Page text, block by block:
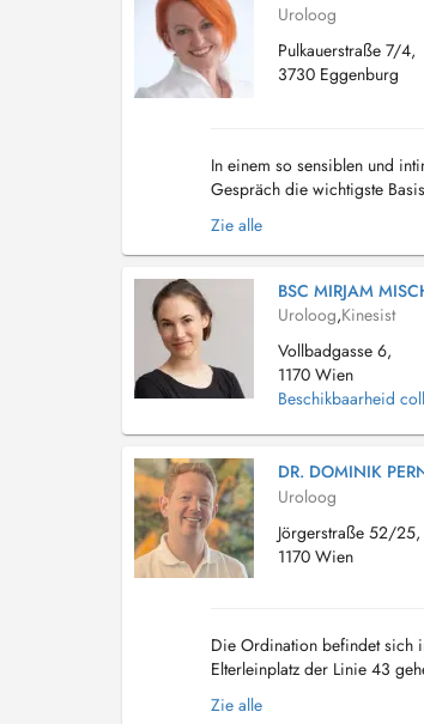
Uroloog
Pulkauerstraße 7/4,
3730 Eggenburg
In einem so sensiblen und
Gespräch die wichtigste
erwartet Sie in meiner
Zie alle
BSC MIRJAM
Uroloog,Kinesist
Vollbadgasse 6,
1170 Wien
Beschikbaarheid
DR. DOMINIK
Uroloog
Jörgerstraße 52/25,
1170 Wien
Die Ordination befindet sich
Elterleinplatz der Linie 43
Zie alle